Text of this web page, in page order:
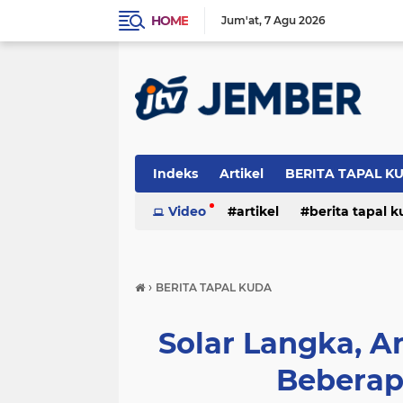
HOME Jum'at 7 Agu 2026
Indeks Artikel BERITA TAPAL
PERISTIWA
Video artikel berita tapal
› BERITA TAPAL KUDA
Solar Langka,